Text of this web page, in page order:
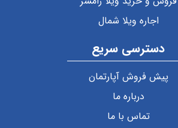
اجاره ویلا شمال
دسترسی سریع
پیش فروش آپارتمان
درباره ما
تماس با ما